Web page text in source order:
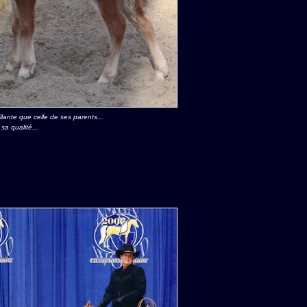
que celle de ses parents...
qualité...